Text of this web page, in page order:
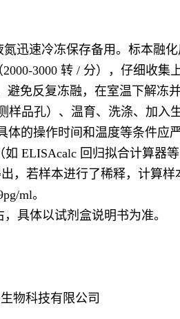
迅速冷冻保存备用。标本融
3000 转 / 分），仔细收集
免反复冻融，在室温下解冻
品孔）、温育、洗涤、加入
的操作时间和温度等条件应
ELISAcalc 回归拟合计算器
，若样本进行了稀释，计算
ml。
具体以试剂盒说明书为准。
生物科技有限公司